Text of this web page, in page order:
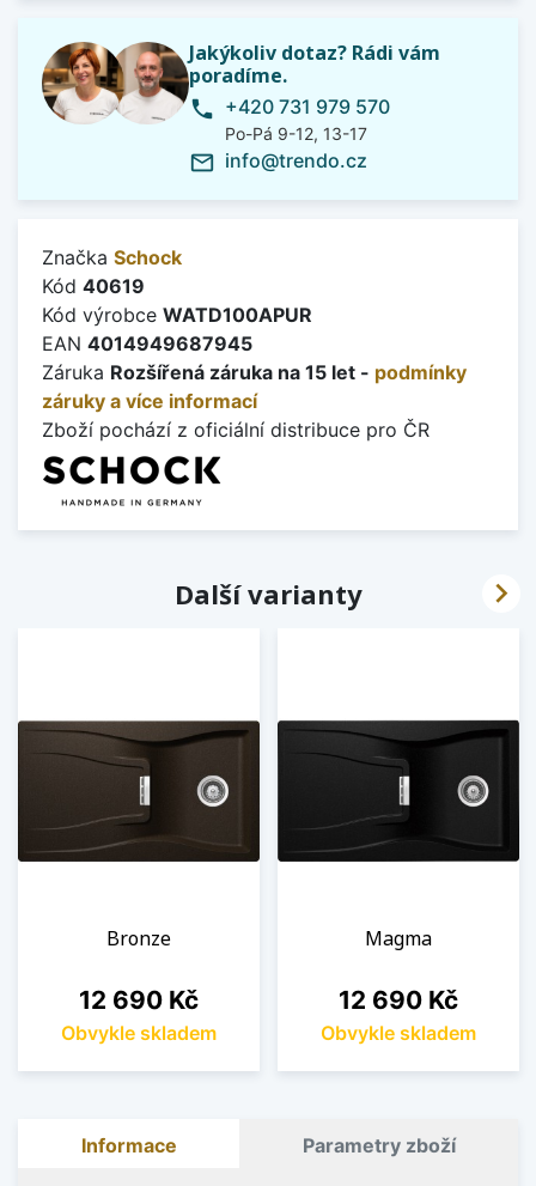
Jakýkoliv dotaz? Rádi vám
poradíme.
phone +420 731 979 570
Po-Pá 9-12, 13-17
mail_outline info@trendo.cz
Značka Schock
Kód 40619
Kód výrobce WATD100APUR
EAN 4014949687945
Záruka Rozšířená záruka na 15 let - podmínky
záruky a více informací
Zboží pochází z oficiální distribuce pro ČR
Další varianty
Bronze
Cena
12 690 Kč
Obvykle skladem
Magma
Cena
12 690 Kč
Obvykle skladem

Informace Parametry zboží